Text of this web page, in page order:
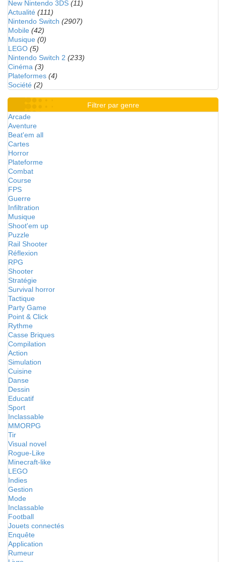
New Nintendo 3DS (11)
Actualité (111)
Nintendo Switch (2907)
Mobile (42)
Musique (0)
LEGO (5)
Nintendo Switch 2 (233)
Cinéma (3)
Plateformes (4)
Société (2)
Filtrer par genre
Arcade
Aventure
Beat'em all
Cartes
Horror
Plateforme
Combat
Course
FPS
Guerre
Infiltration
Musique
Shoot'em up
Puzzle
Rail Shooter
Réflexion
RPG
Shooter
Stratégie
Survival horror
Tactique
Party Game
Point & Click
Rythme
Casse Briques
Compilation
Action
Simulation
Cuisine
Danse
Dessin
Educatif
Sport
Inclassable
MMORPG
Tir
Visual novel
Rogue-Like
Minecraft-like
LEGO
Indies
Gestion
Mode
Inclassable
Football
Jouets connectés
Enquête
Application
Rumeur